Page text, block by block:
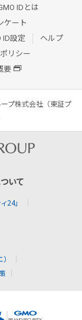
IDとは
ケート
ID設定
ヘルプ
リシー
要
プ株式会社（東証プ
いて
24」